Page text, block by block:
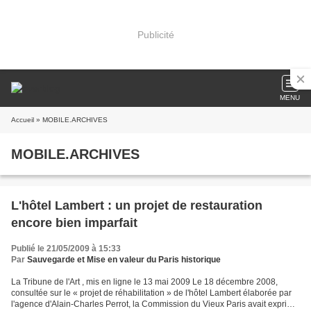
Publicité
MENU
Accueil » MOBILE.ARCHIVES
MOBILE.ARCHIVES
L'hôtel Lambert : un projet de restauration
encore bien imparfait
Publié le 21/05/2009 à 15:33
Par Sauvegarde et Mise en valeur du Paris historique
La Tribune de l'Art , mis en ligne le 13 mai 2009 Le 18 décembre 2008,
consultée sur le « projet de réhabilitation » de l'hôtel Lambert élaborée par
l'agence d'Alain-Charles Perrot, la Commission du Vieux Paris avait exprimé